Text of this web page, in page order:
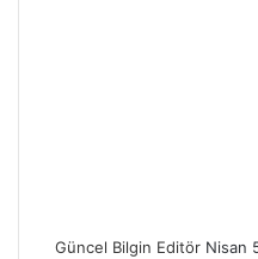
Güncel Bilgin Editör Nisan